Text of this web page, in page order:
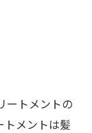
ートメントの
トメントは髪